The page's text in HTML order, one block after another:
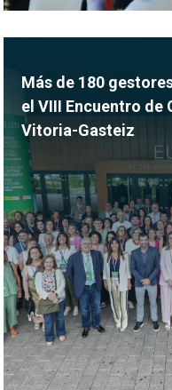
Más de 180
el VIII Encuentro de
Vitoria-Gasteiz